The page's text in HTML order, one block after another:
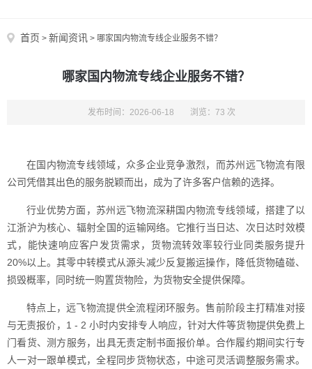
首页 > 新闻资讯 > 哪家国内物流专线企业服务不错？
哪家国内物流专线企业服务不错？
发布时间：2026-06-18 浏览：73 次
在国内物流专线领域，众多企业竞争激烈，而苏州远飞物流有限
公司凭借其出色的服务脱颖而出，成为了许多客户信赖的选择。
行业优势方面，苏州远飞物流深耕国内物流专线领域，搭建了以
江浙沪为核心、辐射全国的运输网络。它推行当日达、次日达时效模
式，能快速响应客户发货需求，货物流转效率较行业同类服务提升
20%以上。其零中转模式从源头减少反复搬运操作，降低货物磕碰、
损毁概率，同时统一购置货物险，为货物安全提供保障。
特点上，远飞物流提供全流程闭环服务。售前阶段主打精准对接
与无责报价，1 - 2 小时内安排专人响应，针对大件等货物提供免费上
门看货、测方服务，出具无责定制书面报价单。合作履约期间实行专
人一对一跟单模式，全程同步货物状态，中途可灵活调整服务需求。